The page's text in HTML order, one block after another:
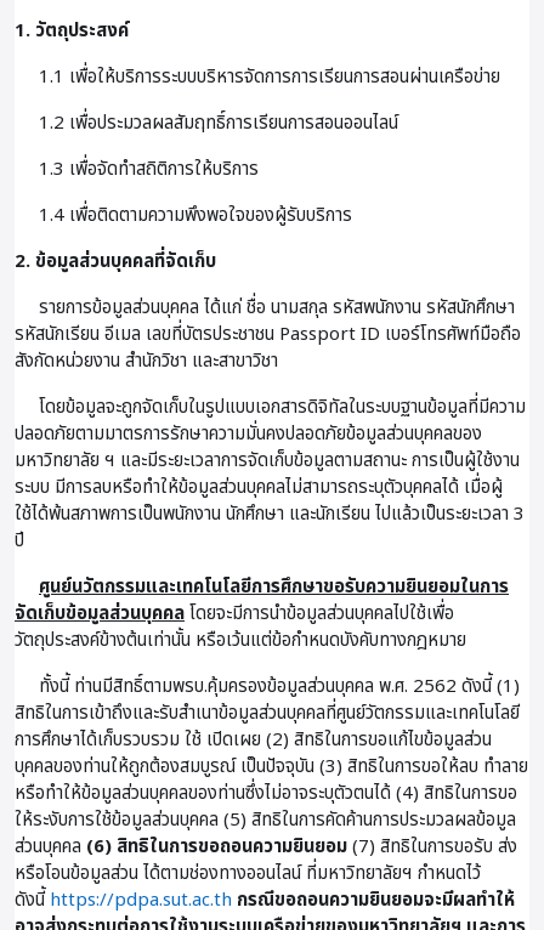
1. วัตถุประสงค์
1.1 เพื่อให้บริการระบบบริหารจัดการการเรียนการสอนผ่านเครือข่าย
1.2 เพื่อประมวลผลสัมฤทธิ์การเรียนการสอนออนไลน์
1.3 เพื่อจัดทำสถิติการให้บริการ
1.4 เพื่อติดตามความพึงพอใจของผู้รับบริการ
2. ข้อมูลส่วนบุคคลที่จัดเก็บ
รายการข้อมูลส่วนบุคคล ได้แก่ ชื่อ นามสกุล รหัสพนักงาน รหัสนักศึกษา
รหัสนักเรียน อีเมล เลขที่บัตรประชาชน Passport ID เบอร์โทรศัพท์มือถือ
สังกัดหน่วยงาน สำนักวิชา และสาขาวิชา
โดยข้อมูลจะถูกจัดเก็บในรูปแบบเอกสารดิจิทัลในระบบฐานข้อมูลที่มีความ
ปลอดภัยตามมาตรการรักษาความมั่นคงปลอดภัยข้อมูลส่วนบุคคลของ
มหาวิทยาลัย ฯ และมีระยะเวลาการจัดเก็บข้อมูลตามสถานะ การเป็นผู้ใช้งาน
ระบบ มีการลบหรือทำให้ข้อมูลส่วนบุคคลไม่สามารถระบุตัวบุคคลได้ เมื่อผู้
ใช้ได้พ้นสภาพการเป็นพนักงาน นักศึกษา และนักเรียน ไปแล้วเป็นระยะเวลา 3
ปี
ศูนย์นวัตกรรมและเทคโนโลยีการศึกษาขอรับความยินยอมในการ
จัดเก็บข้อมูลส่วนบุคคลโดยจะมีการนำข้อมูลส่วนบุคคลไปใช้เพื่อ
วัตถุประสงค์ข้างต้นเท่านั้น หรือเว้นแต่ข้อกำหนดบังคับทางกฎหมาย
ทั้งนี้ ท่านมีสิทธิ์ตามพรบ.คุ้มครองข้อมูลส่วนบุคคล พ.ศ. 2562 ดังนี้ (1)
สิทธิในการเข้าถึงและรับสำเนาข้อมูลส่วนบุคคลที่ศูนย์วัตกรรมและเทคโนโลยี
การศึกษาได้เก็บรวบรวม ใช้ เปิดเผย (2) สิทธิในการขอแก้ไขข้อมูลส่วน
บุคคลของท่านให้ถูกต้องสมบูรณ์ เป็นปัจจุบัน (3) สิทธิในการขอให้ลบ ทำลาย
หรือทำให้ข้อมูลส่วนบุคคลของท่านซึ่งไม่อาจระบุตัวตนได้ (4) สิทธิในการขอ
ให้ระงับการใช้ข้อมูลส่วนบุคคล (5) สิทธิในการคัดค้านการประมวลผลข้อมูล
ส่วนบุคคล (6) สิทธิในการขอถอนความยินยอม(7) สิทธิในการขอรับ ส่ง
หรือโอนข้อมูลส่วน ได้ตามช่องทางออนไลน์ ที่มหาวิทยาลัยฯ กำหนดไว้
ดังนี้ https://pdpa.sut.ac.th กรณีขอถอนความยินยอมจะมีผลทำให้